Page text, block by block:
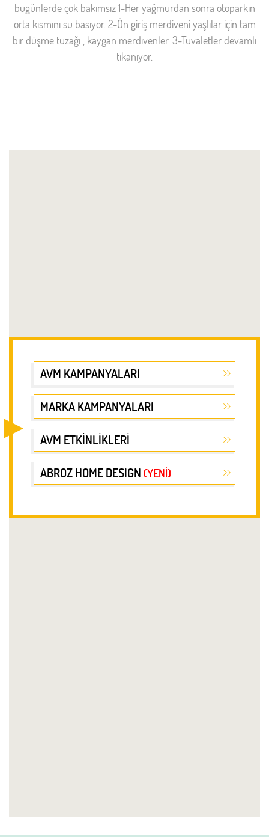
bugünlerde çok bakımsız 1-Her yağmurdan sonra otoparkın
orta kısmını su basıyor. 2-Ön giriş merdiveni yaşlılar için tam
bir düşme tuzağı , kaygan merdivenler. 3-Tuvaletler devamlı
tıkanıyor.
AVM KAMPANYALARI
MARKA KAMPANYALARI
AVM ETKİNLİKLERİ
ABROZ HOME DESIGN (YENİ)